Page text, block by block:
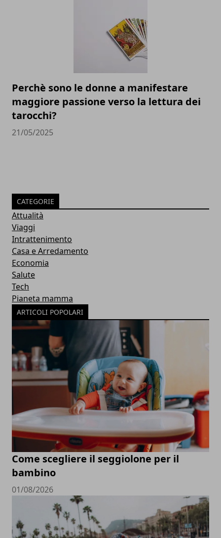
Perchè sono le donne a manifestare
maggiore passione verso la lettura dei
tarocchi?
21/05/2025
CATEGORIE
Attualità
Viaggi
Intrattenimento
Casa e Arredamento
Economia
Salute
Tech
Pianeta mamma
ARTICOLI POPOLARI
Come scegliere il seggiolone per il
bambino
01/08/2026